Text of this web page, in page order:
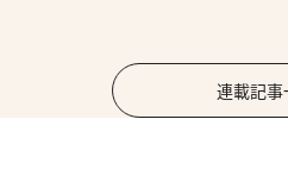
連載記事